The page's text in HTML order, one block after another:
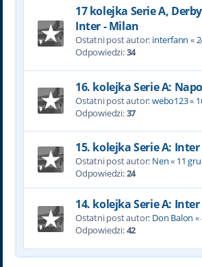
17 kolejka Serie A,
Inter - Milan
Ostatni post autor: interfann «
Odpowiedzi:34
16. kolejka Serie A:
Ostatni post autor:webo123«
Odpowiedzi:37
15. kolejka Serie A:
Ostatni post autor: Nen« 11
Odpowiedzi:24
14. kolejka Serie A:
Ostatni post autor: Don Balon «
Odpowiedzi:42